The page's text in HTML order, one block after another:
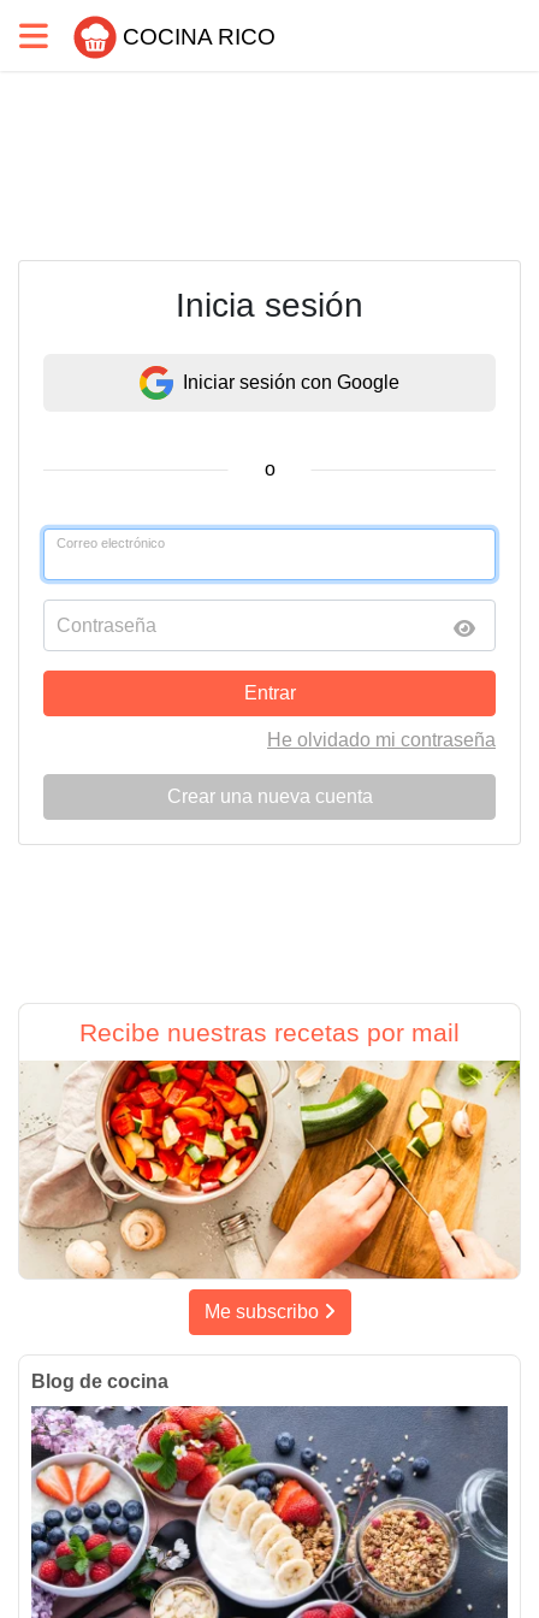
COCINA RICO
Inicia sesión
Iniciar sesión con Google
o
Correo electrónico
Contraseña
Entrar
He olvidado mi contraseña
Crear una nueva cuenta
Recibe nuestras recetas por mail
Me subscribo
Blog de cocina